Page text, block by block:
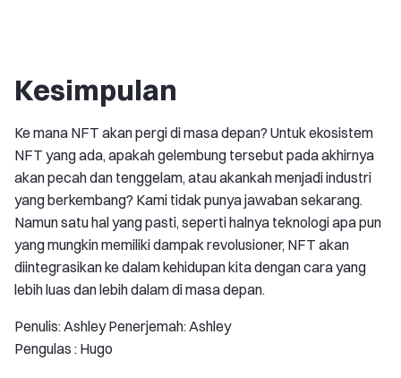
Kesimpulan
Ke mana NFT akan pergi di masa depan? Untuk ekosistem
NFT yang ada, apakah gelembung tersebut pada akhirnya
akan pecah dan tenggelam, atau akankah menjadi industri
yang berkembang? Kami tidak punya jawaban sekarang.
Namun satu hal yang pasti, seperti halnya teknologi apa pun
yang mungkin memiliki dampak revolusioner, NFT akan
diintegrasikan ke dalam kehidupan kita dengan cara yang
lebih luas dan lebih dalam di masa depan.
Penulis: Ashley Penerjemah: Ashley
Pengulas : Hugo